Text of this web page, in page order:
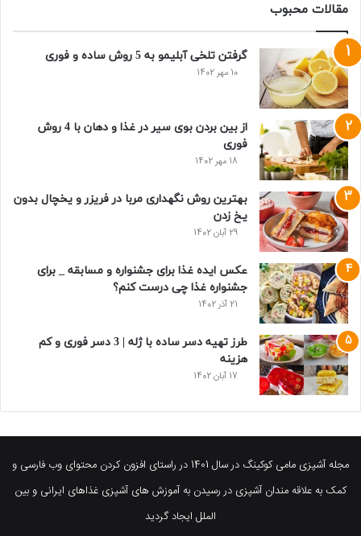
مقالات محبوب
گرفتن تلخی آبلیمو به 5 روش ساده و فوری
10 مهر 1402
از بین بردن بوی سیر در غذا و دهان با 4 روش
فوری
18 مهر 1402
بهترین روش نگهداری مربا در فریزر و یخچال بدون
یخ زدن
29 آبان 1402
عکس ایده غذا برای جشنواره و مسابقه _ برای
جشنواره غذا چی درست کنم؟
21 آذر 1402
طرز تهیه دسر ساده با ژله | 3 دسر فوری و کم
هزینه
17 آبان 1402
مجله آشپزی مامی کوکینگ در سال 1401 در راستای افزون کردن محتوای وب فارسی و
کمک به علاقه مندان آشپزی در رسیدن به آموزش های آشپزی غذاهای ایرانی و بین
الملل ایجاد گردید